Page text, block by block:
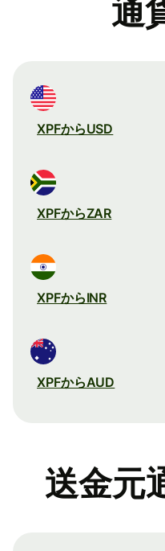
通
XPFからUSD
XPFからZAR
XPFからINR
XPFからAUD
送金元